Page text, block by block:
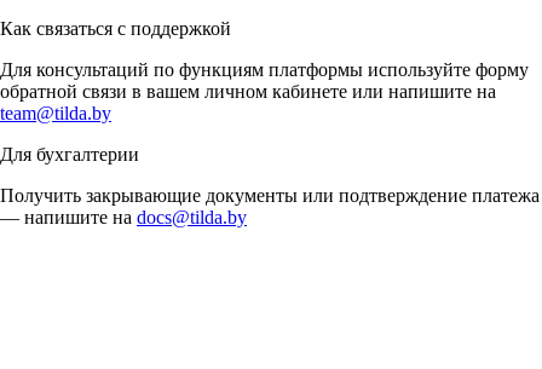
Как связаться с поддержкой
Для консультаций по функциям платформы используйте форму
обратной связи в вашем личном кабинете или напишите на
team@tilda.by
Для бухгалтерии
Получить закрывающие документы или подтверждение платежа
— напишите на docs@tilda.by